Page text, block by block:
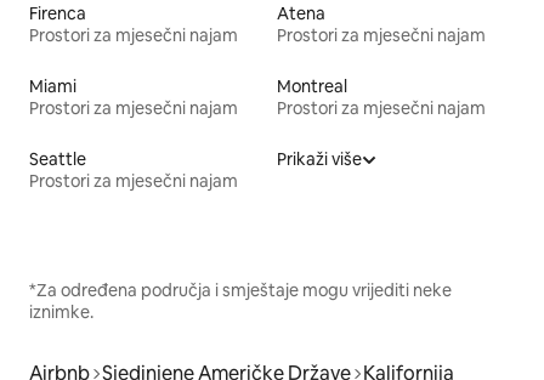
Firenca
Prostori za mjesečni najam
Atena
Prostori za mjesečni najam
Miami
Prostori za mjesečni najam
Montreal
Prostori za mjesečni najam
Seattle
Prostori za mjesečni najam
Prikaži više
*Za određena područja i smještaje mogu vrijediti neke
iznimke.
Airbnb Sjedinjene Američke Države Kalifornija